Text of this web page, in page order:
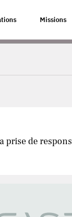
Missions
prise de